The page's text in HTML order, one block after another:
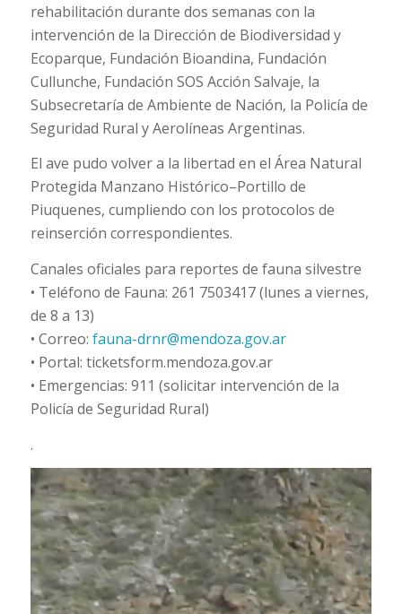
rehabilitación durante dos semanas con la
intervención de la Dirección de Biodiversidad y
Ecoparque, Fundación Bioandina, Fundación
Cullunche, Fundación SOS Acción Salvaje, la
Subsecretaría de Ambiente de Nación, la Policía de
Seguridad Rural y Aerolíneas Argentinas.
El ave pudo volver a la libertad en el Área Natural
Protegida Manzano Histórico–Portillo de
Piuquenes, cumpliendo con los protocolos de
reinserción correspondientes.
Canales oficiales para reportes de fauna silvestre
• Teléfono de Fauna: 261 7503417 (lunes a viernes,
de 8 a 13)
• Correo: fauna-drnr@mendoza.gov.ar
• Portal: ticketsform.mendoza.gov.ar
• Emergencias: 911 (solicitar intervención de la
Policía de Seguridad Rural)
.